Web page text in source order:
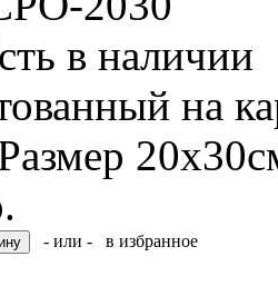
в наличии
на
- или - в избранное